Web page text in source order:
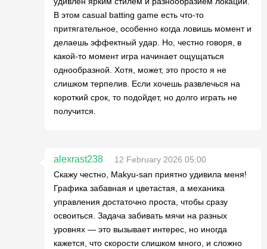
В этом casual batting game есть что-то
притягательное, особенно когда ловишь момент и
делаешь эффектный удар. Но, честно говоря, в
какой-то момент игра начинает ощущаться
однообразной. Хотя, может, это просто я не
слишком терпелив. Если хочешь развлечься на
короткий срок, то подойдет, но долго играть не
получится.
alexrast238
12 February 2026 05:00
Скажу честно, Makyu-san приятно удивила меня!
Графика забавная и цветастая, а механика
управления достаточно проста, чтобы сразу
освоиться. Задача забивать мячи на разных
уровнях — это вызывает интерес, но иногда
кажется, что скорости слишком много, и сложно